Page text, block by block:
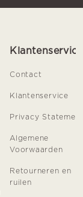
Klantenservice
Contact
Klantenservice
Privacy
Algemene
Voorwaarden
Retourneren en
ruilen